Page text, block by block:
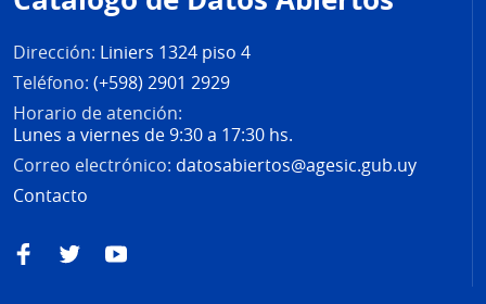
página
Dirección: Liniers 1324 piso 4
Teléfono: (+598) 2901 2929
Horario de atención:
Lunes a viernes de 9:30 a 17:30 hs.
Correo electrónico: datosabiertos@agesic.gub.uy
Contacto
FacebookTwitterYouTube